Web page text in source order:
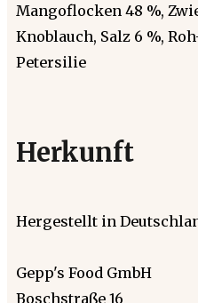
Mangoflocken 48 %,
Knoblauch, Salz 6 %,
Petersilie
Herkunft
Hergestellt in
Gepp's Food GmbH
Boschstraße 16